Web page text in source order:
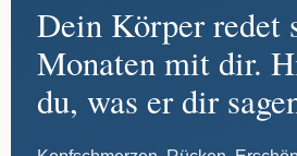
Dein Körper redet
Monaten mit dir.
du, was er dir